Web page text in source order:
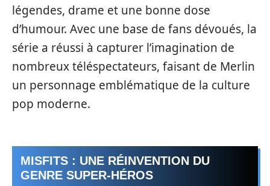
légendes, drame et une bonne dose
d’humour. Avec une base de fans dévoués, la
série a réussi à capturer l’imagination de
nombreux téléspectateurs, faisant de Merlin
un personnage emblématique de la culture
pop moderne.
MISFITS : UNE RÉINVENTION DU
GENRE SUPER-HÉROS